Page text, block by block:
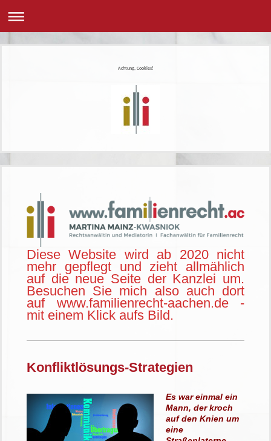
Achtung, Cookies!
Diese Website wird ab 2020 nicht
mehr gepflegt und zieht allmählich
auf die neue Seite der Kanzlei um.
Besuchen Sie mich also auch dort
auf www.familienrecht-aachen.de -
mit einem Klick aufs Bild.
Konfliktlösungs-Strategien
Es war einmal ein
Mann, der kroch
auf den Knien um
eine